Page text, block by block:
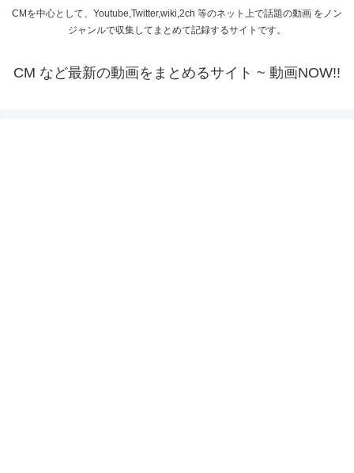
CMを中心として、Youtube,Twitter,wiki,2ch 等のネット上で話題の動画 をノン
ジャンルで収集してまとめて記録するサイトです。
CM など最新の動画をまとめるサイト ~ 動画NOW!!